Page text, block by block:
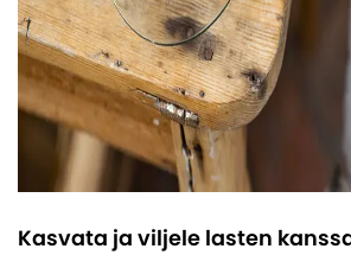
Kasvata ja viljele lasten